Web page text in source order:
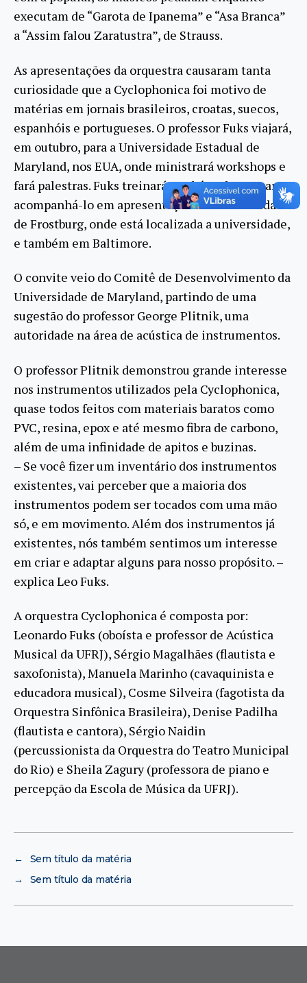
executam de “Garota de Ipanema” e “Asa Branca”
a “Assim falou Zaratustra”, de Strauss.
As apresentações da orquestra causaram tanta
curiosidade que a Cyclophonica foi motivo de
matérias em jornais brasileiros, croatas, suecos,
espanhóis e portugueses. O professor Fuks viajará,
em outubro, para a Universidade Estadual de
Maryland, nos EUA, onde ministrará workshops e
fará palestras. Fuks treinará também alunos para
acompanhá-lo em apresentações locais na cidade
de Frostburg, onde está localizada a universidade,
e também em Baltimore.
O convite veio do Comitê de Desenvolvimento da
Universidade de Maryland, partindo de uma
sugestão do professor George Plitnik, uma
autoridade na área de acústica de instrumentos.
O professor Plitnik demonstrou grande interesse
nos instrumentos utilizados pela Cyclophonica,
quase todos feitos com materiais baratos como
PVC, resina, epox e até mesmo fibra de carbono,
além de uma infinidade de apitos e buzinas.
– Se você fizer um inventário dos instrumentos
existentes, vai perceber que a maioria dos
instrumentos podem ser tocados com uma mão
só, e em movimento. Além dos instrumentos já
existentes, nós também sentimos um interesse
em criar e adaptar alguns para nosso propósito. –
explica Leo Fuks.
A orquestra Cyclophonica é composta por:
Leonardo Fuks (oboísta e professor de Acústica
Musical da UFRJ), Sérgio Magalhães (flautista e
saxofonista), Manuela Marinho (cavaquinista e
educadora musical), Cosme Silveira (fagotista da
Orquestra Sinfônica Brasileira), Denise Padilha
(flautista e cantora), Sérgio Naidin
(percussionista da Orquestra do Teatro Municipal
do Rio) e Sheila Zagury (professora de piano e
percepção da Escola de Música da UFRJ).
←
Sem título da matéria
→
Sem título da matéria